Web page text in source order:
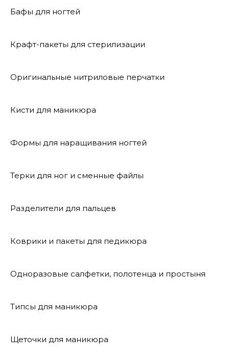
Бафы для ногтей
Крафт-пакеты для стерилизации
Оригинальные нитриловые перчатки
Кисти для маникюра
Формы для наращивания ногтей
Терки для ног и сменные файлы
Разделители для пальцев
Коврики и пакеты для педикюра
Одноразовые салфетки, полотенца и простыня
Типсы для маникюра
Щеточки для маникюра